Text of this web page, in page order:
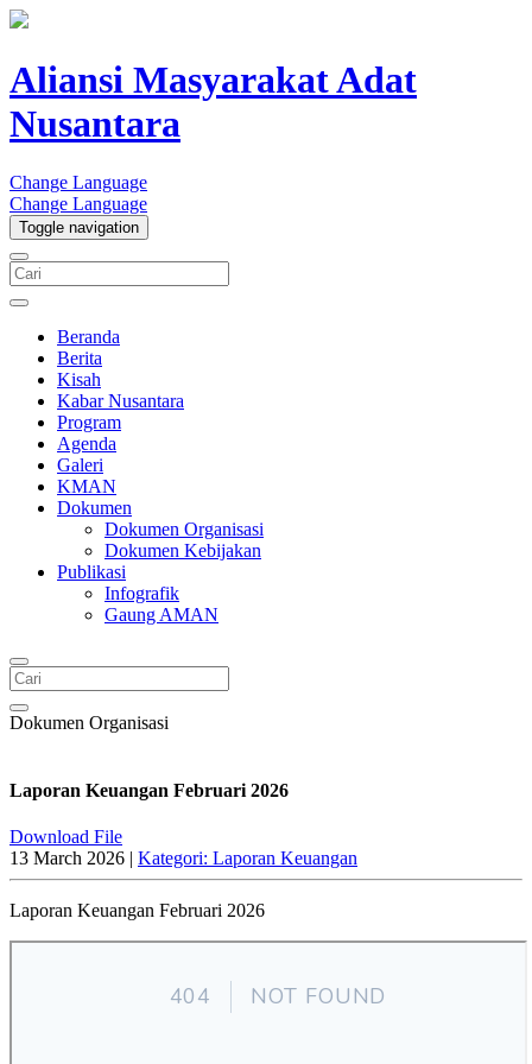
Aliansi Masyarakat Adat
Nusantara
Change Language
Change Language
Toggle navigation
Beranda
Berita
Kisah
Kabar Nusantara
Program
Agenda
Galeri
KMAN
Dokumen
Dokumen Organisasi
Dokumen Kebijakan
Publikasi
Infografik
Gaung AMAN
Dokumen Organisasi
Laporan Keuangan Februari 2026
Download File
13 March 2026 | Kategori: Laporan Keuangan
Laporan Keuangan Februari 2026